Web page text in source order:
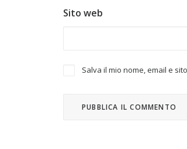
Sito web
Salva il mio nome, email e